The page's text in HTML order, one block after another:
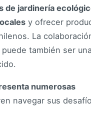
de jardinería
y ofrecer
La
también ser una
numerosas
navegar sus